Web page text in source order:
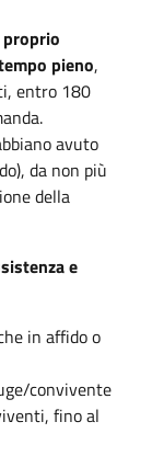
pieno,
entro 180
avuto
da non più
della
e
in affido o
convivente
fino al